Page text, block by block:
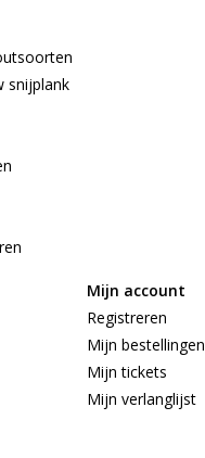
snijplank
Mijn account
Registreren
Mijn bestellingen
Mijn tickets
Mijn verlanglijst